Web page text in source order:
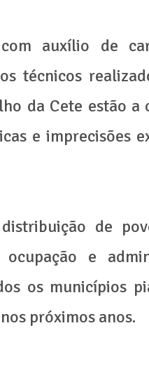
auxílio de
técnicos
da Cete estão a
e imprecisões
de
e
os municípios
próximos anos.